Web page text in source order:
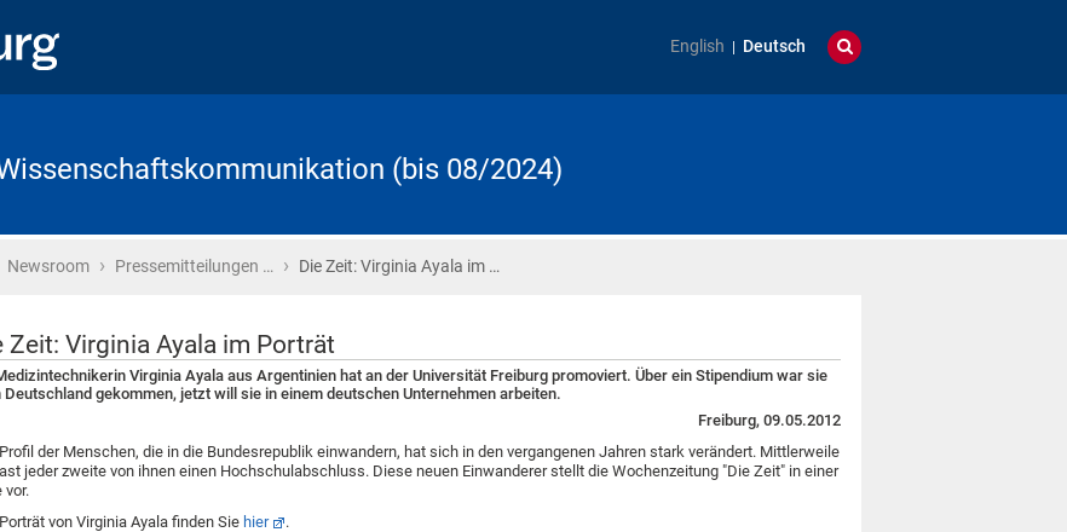
English Deutsch
(bis 08/2024)
Newsroom › Pressemitteilungen … › Die Zeit: Virginia Ayala im …
Zeit: Virginia Ayala im Porträt
Virginia Ayala aus Argentinien hat an der Universität Freiburg promoviert. Über ein Stipendium war sie
Deutschland gekommen, jetzt will sie in einem deutschen Unternehmen arbeiten.
Freiburg, 09.05.2012
der Menschen, die in die Bundesrepublik einwandern, hat sich in den vergangenen Jahren stark verändert. Mittlerweile
jeder zweite von ihnen einen Hochschulabschluss. Diese neuen Einwanderer stellt die Wochenzeitung "Die Zeit" in einer
vor.
von Virginia Ayala finden Sie hier .